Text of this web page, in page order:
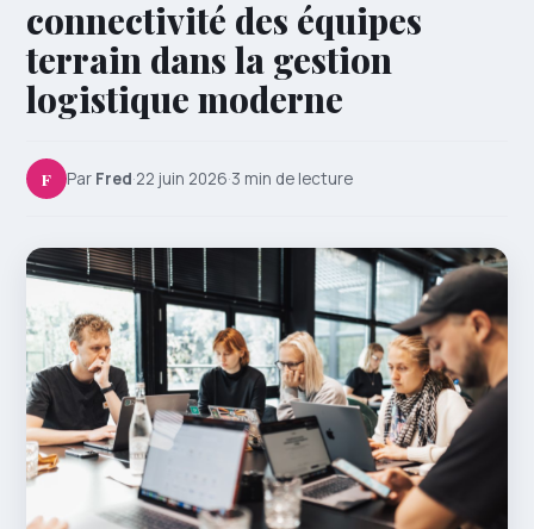
connectivité des équipes
terrain dans la gestion
logistique moderne
F Par Fred·22 juin 2026·3 min de lecture